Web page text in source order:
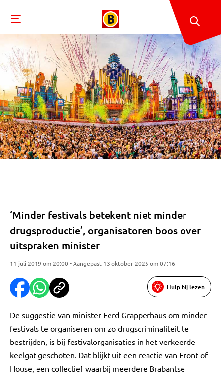
‘Minder festivals betekent niet minder
drugsproductie’, organisatoren boos over
uitspraken minister
11 juli 2019 om 20:00 • Aangepast 13 oktober 2025 om 07:16
Hulp bij lezen
De suggestie van minister Ferd Grapperhaus om minder
festivals te organiseren om zo drugscriminaliteit te
bestrijden, is bij festivalorganisaties in het verkeerde
keelgat geschoten. Dat blijkt uit een reactie van Front of
House, een collectief waarbij meerdere Brabantse